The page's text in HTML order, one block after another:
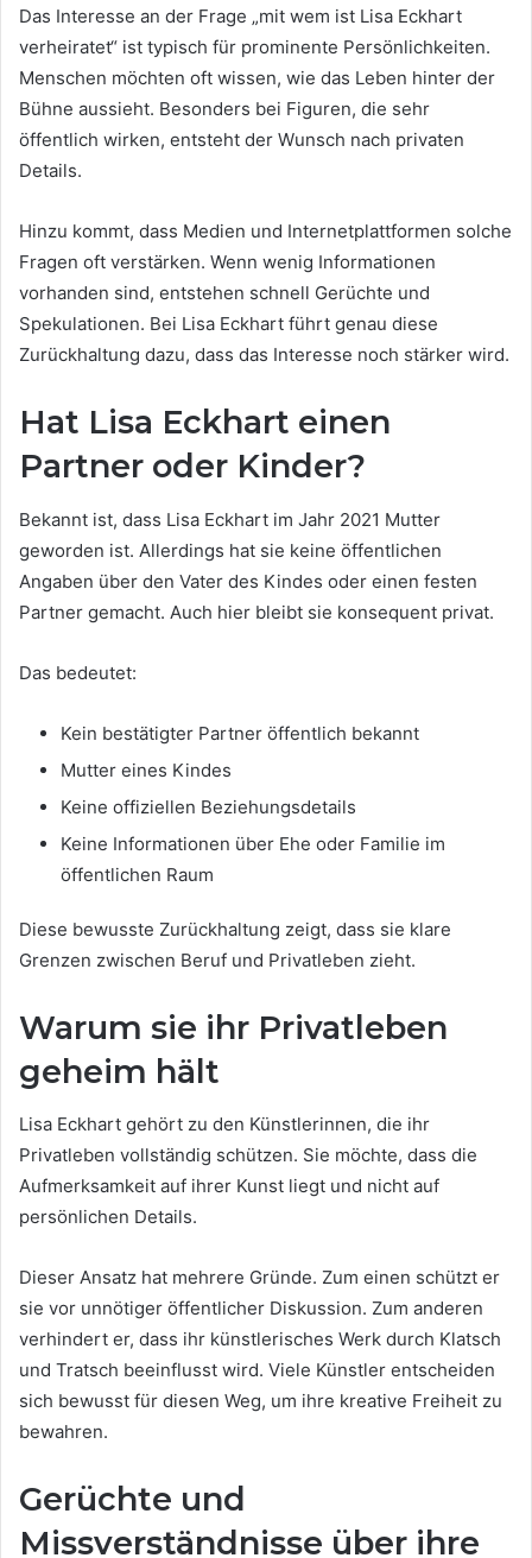
Das Interesse an der Frage „mit wem ist Lisa Eckhart
verheiratet“ ist typisch für prominente Persönlichkeiten.
Menschen möchten oft wissen, wie das Leben hinter der
Bühne aussieht. Besonders bei Figuren, die sehr
öffentlich wirken, entsteht der Wunsch nach privaten
Details.
Hinzu kommt, dass Medien und Internetplattformen solche
Fragen oft verstärken. Wenn wenig Informationen
vorhanden sind, entstehen schnell Gerüchte und
Spekulationen. Bei Lisa Eckhart führt genau diese
Zurückhaltung dazu, dass das Interesse noch stärker wird.
Hat Lisa Eckhart einen
Partner oder Kinder?
Bekannt ist, dass Lisa Eckhart im Jahr 2021 Mutter
geworden ist. Allerdings hat sie keine öffentlichen
Angaben über den Vater des Kindes oder einen festen
Partner gemacht. Auch hier bleibt sie konsequent privat.
Das bedeutet:
Kein bestätigter Partner öffentlich bekannt
Mutter eines Kindes
Keine offiziellen Beziehungsdetails
Keine Informationen über Ehe oder Familie im
öffentlichen Raum
Diese bewusste Zurückhaltung zeigt, dass sie klare
Grenzen zwischen Beruf und Privatleben zieht.
Warum sie ihr Privatleben
geheim hält
Lisa Eckhart gehört zu den Künstlerinnen, die ihr
Privatleben vollständig schützen. Sie möchte, dass die
Aufmerksamkeit auf ihrer Kunst liegt und nicht auf
persönlichen Details.
Dieser Ansatz hat mehrere Gründe. Zum einen schützt er
sie vor unnötiger öffentlicher Diskussion. Zum anderen
verhindert er, dass ihr künstlerisches Werk durch Klatsch
und Tratsch beeinflusst wird. Viele Künstler entscheiden
sich bewusst für diesen Weg, um ihre kreative Freiheit zu
bewahren.
Gerüchte und
Missverständnisse über ihre